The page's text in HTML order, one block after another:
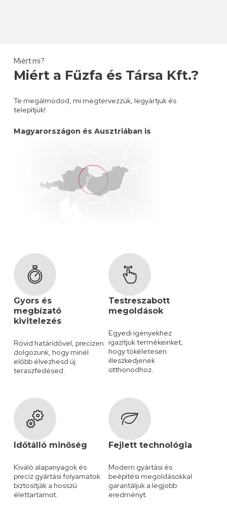
Miért mi?
Miért a Fűzfa és Társa Kft.?
Te megálmodod, mi megtervezzük, legyártjuk és
telepítjük!
Magyarországon és Ausztriában is
Gyors és
megbízató
kivitelezés
Rövid határidővel, precízen
dolgozunk, hogy minél
előbb élvezhesd új
teraszfedésed.
Testreszabott
megoldások
Egyedi igényekhez
igazítjuk termékeinket,
hogy tökéletesen
illeszkedjenek
otthonodhoz.
Időtálló minőség
Kiváló alapanyagok és
precíz gyártási folyamatok
biztosítják a hosszú
élettartamot.
Fejlett technológia
Modern gyártási és
beépítési megoldásokkal
garantáljuk a legjobb
eredményt.